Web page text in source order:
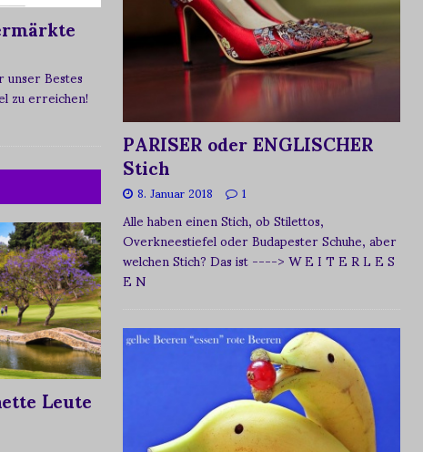
Bestes
zu erreichen!
Leute
PARISER oder ENGLISCHER
Stich
8. Januar 2018 1
Alle haben einen Stich, ob Stilettos,
Overkneestiefel oder Budapester Schuhe, aber
welchen Stich? Das ist----> W E I T E R L E S
E N